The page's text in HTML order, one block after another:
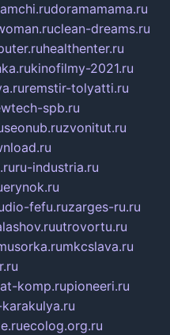
doramamama.ru
clean-dreams.ru
healthenter.ru
kinofilmy-2021.ru
remstir-tolyatti.ru
spb.ru
seonub.ruzvonitut.ru
ru-industria.ru
erynok.ru
fefu.ruzarges-ru.ru
utrovortu.ru
mkcslava.ru
komp.rupioneeri.ru
ecolog.org.ru